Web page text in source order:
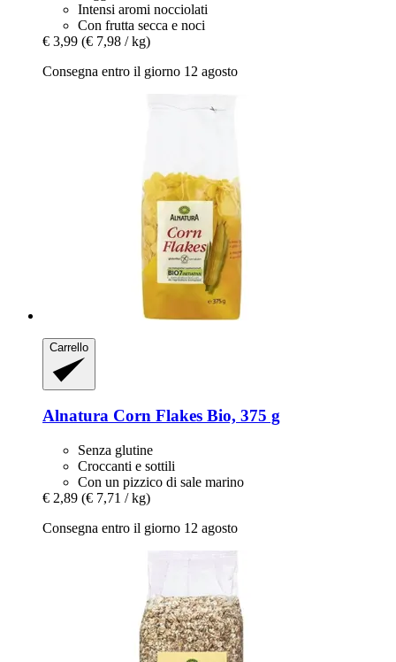
Intensi aromi nocciolati
Con frutta secca e noci
€ 3,99 (€ 7,98 / kg)
Consegna entro il giorno 12 agosto
Carrello
Alnatura Corn Flakes Bio, 375 g
Senza glutine
Croccanti e sottili
Con un pizzico di sale marino
€ 2,89 (€ 7,71 / kg)
Consegna entro il giorno 12 agosto